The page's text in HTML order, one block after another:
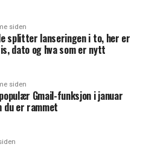
siden
splitter lanseringen i to, her er
dato og hva som er nytt
siden
Gmail-funksjon i januar
du er rammet